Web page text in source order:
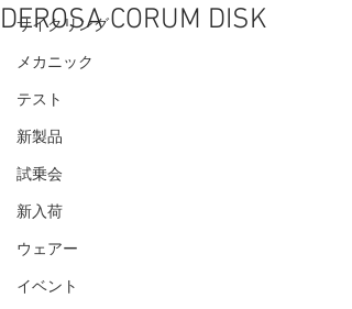
サイクリング
メカニック
テスト
新製品
試乗会
新入荷
ウェアー
イベント
DEROSA CORUM DISK